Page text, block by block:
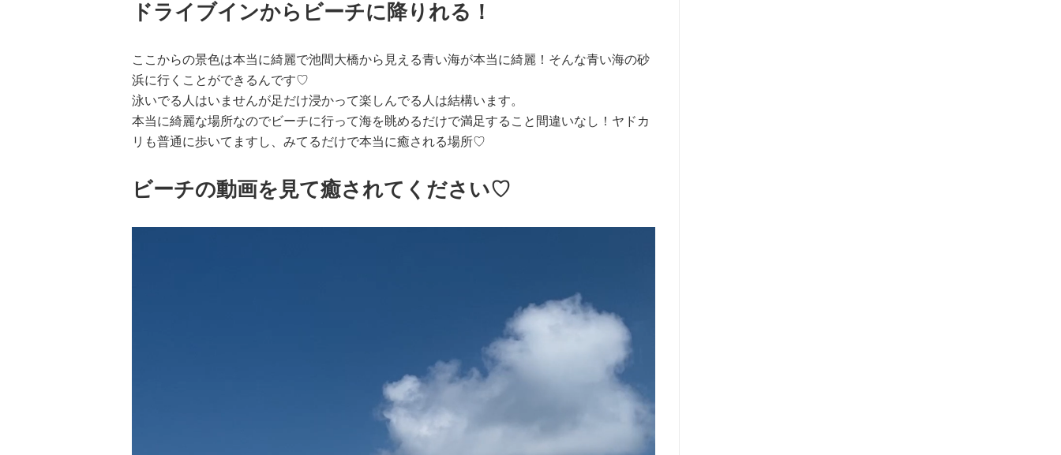
ドライブインからビーチに降りれる！
ここからの景色は本当に綺麗で池間大橋から見える青い海が本当に綺麗！そんな青い海の砂
浜に行くことができるんです♡
泳いでる人はいませんが足だけ浸かって楽しんでる人は結構います。
本当に綺麗な場所なのでビーチに行って海を眺めるだけで満足すること間違いなし！ヤドカ
リも普通に歩いてますし、みてるだけで本当に癒される場所♡
ビーチの動画を見て癒されてください♡